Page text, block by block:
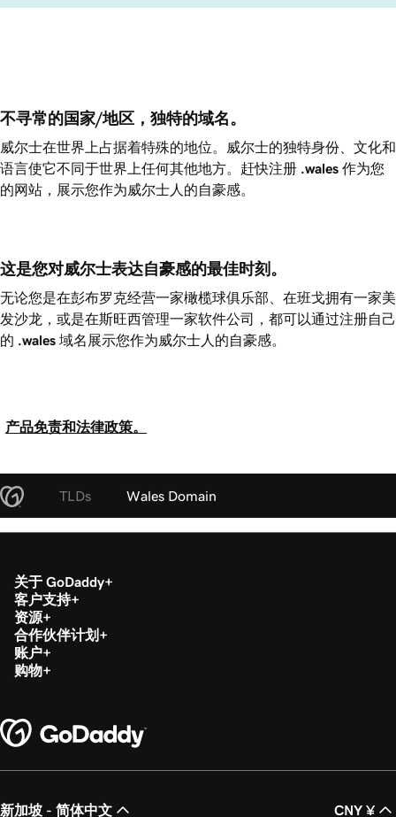
不寻常的国家/地区，独特的域名。
威尔士在世界上占据着特殊的地位。威尔士的独特身份、文化和
语言使它不同于世界上任何其他地方。赶快注册 .wales 作为您
的网站，展示您作为威尔士人的自豪感。
这是您对威尔士表达自豪感的最佳时刻。
无论您是在彭布罗克经营一家橄榄球俱乐部、在班戈拥有一家美
发沙龙，或是在斯旺西管理一家软件公司，都可以通过注册自己
的 .wales 域名展示您作为威尔士人的自豪感。
产品免责和法律政策。
TLDs Wales Domain
关于 GoDaddy
客户支持
资源
合作伙伴计划
账户
购物
新加坡 - 简体中文 CNY ¥